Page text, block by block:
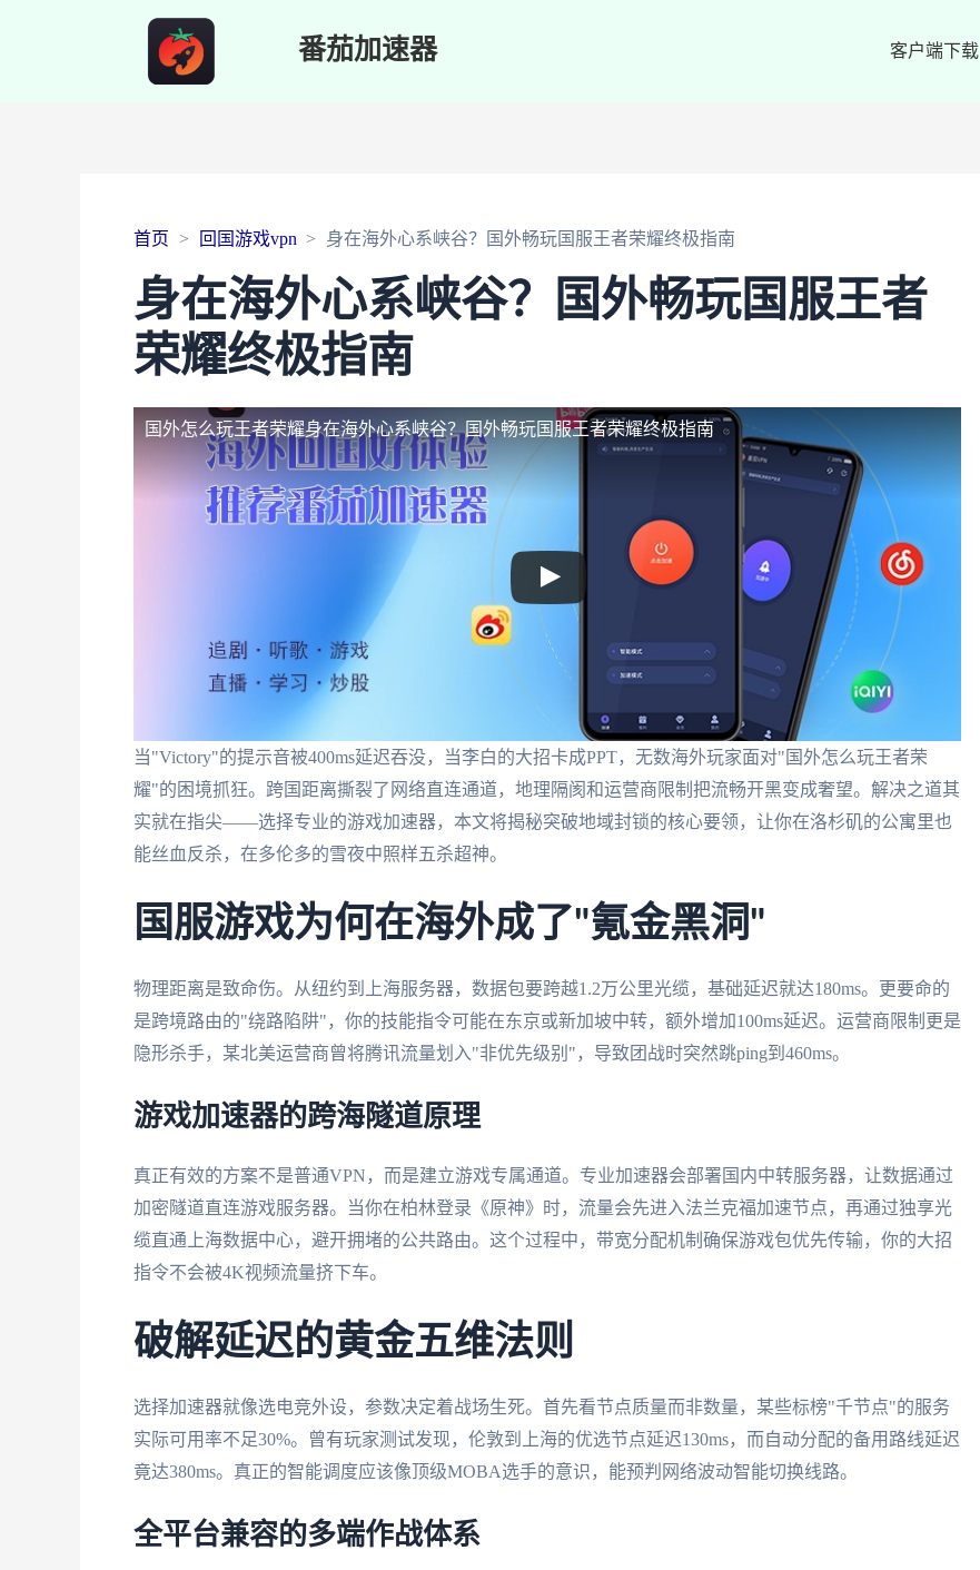
番茄加速器 客户端下载
首页 回国游戏vpn 身在海外心系峡谷？国外畅玩国服王者荣耀终极指南
身在海外心系峡谷？国外畅玩国服王者
荣耀终极指南
国外怎么玩王者荣耀身在海外心系峡谷？国外畅玩国服王者荣耀终极指南
当"Victory"的提示音被400ms延迟吞没，当李白的大招卡成PPT，无数海外玩家面对"国外怎么玩王者荣
耀"的困境抓狂。跨国距离撕裂了网络直连通道，地理隔阂和运营商限制把流畅开黑变成奢望。解决之道其
实就在指尖——选择专业的游戏加速器，本文将揭秘突破地域封锁的核心要领，让你在洛杉矶的公寓里也
能丝血反杀，在多伦多的雪夜中照样五杀超神。
国服游戏为何在海外成了"氪金黑洞"
物理距离是致命伤。从纽约到上海服务器，数据包要跨越1.2万公里光缆，基础延迟就达180ms。更要命的
是跨境路由的"绕路陷阱"，你的技能指令可能在东京或新加坡中转，额外增加100ms延迟。运营商限制更是
隐形杀手，某北美运营商曾将腾讯流量划入"非优先级别"，导致团战时突然跳ping到460ms。
游戏加速器的跨海隧道原理
真正有效的方案不是普通VPN，而是建立游戏专属通道。专业加速器会部署国内中转服务器，让数据通过
加密隧道直连游戏服务器。当你在柏林登录《原神》时，流量会先进入法兰克福加速节点，再通过独享光
缆直通上海数据中心，避开拥堵的公共路由。这个过程中，带宽分配机制确保游戏包优先传输，你的大招
指令不会被4K视频流量挤下车。
破解延迟的黄金五维法则
选择加速器就像选电竞外设，参数决定着战场生死。首先看节点质量而非数量，某些标榜"千节点"的服务
实际可用率不足30%。曾有玩家测试发现，伦敦到上海的优选节点延迟130ms，而自动分配的备用路线延迟
竟达380ms。真正的智能调度应该像顶级MOBA选手的意识，能预判网络波动智能切换线路。
全平台兼容的多端作战体系